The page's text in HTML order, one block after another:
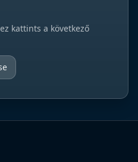
kattints a következő